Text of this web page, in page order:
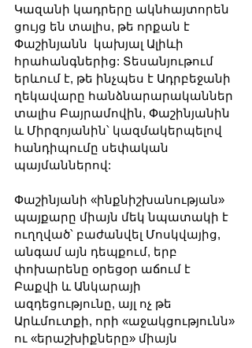
Կազանի կադրերը ակնհայտորեն
ցույց են տալիս, թե որքան է
Փաշինյանն  կախյալ Ալիևի
հրահանգներից: Տեսանյութում
երևում է, թե ինչպես է Ադրբեջանի
ղեկավարը հանձնարարականներ
տալիս Բայրամովին, Փաշինյանին
և Միրզոյանին՝ կազմակերպելով
հանդիպումը սեփական
պայմաններով:
Փաշինյանի «ինքնիշխանության»
պայքարը միայն մեկ նպատակի է
ուղղված՝ բաժանվել Մոսկվայից,
անգամ այն դեպքում, երբ
փոխարենը օրեցօր աճում է
Բաքվի և Անկարայի
ազդեցությունը, այլ ոչ թե
Արևմուտքի, որի «աջակցությունն»
ու «երաշխիքները» միայն